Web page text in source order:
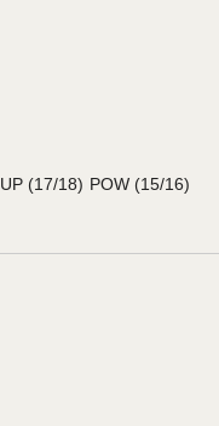
UP (17/18) POW (15/16)